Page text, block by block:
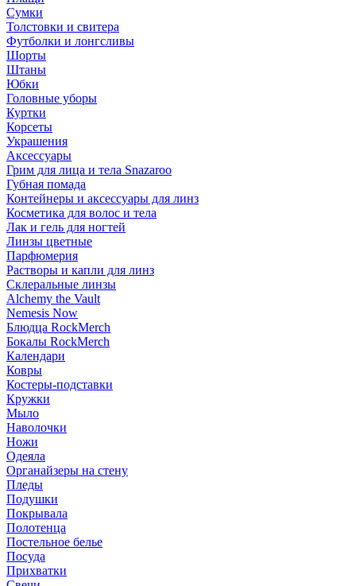
Сумки
Толстовки и свитера
Футболки и лонгсливы
Шорты
Штаны
Юбки
Головные уборы
Куртки
Корсеты
Украшения
Аксессуары
Грим для лица и тела Snazaroo
Губная помада
Контейнеры и аксессуары для линз
Косметика для волос и тела
Лак и гель для ногтей
Линзы цветные
Парфюмерия
Растворы и капли для линз
Склеральные линзы
Alchemy the Vault
Nemesis Now
Блюдца RockMerch
Бокалы RockMerch
Календари
Ковры
Костеры-подставки
Кружки
Мыло
Наволочки
Ножи
Одеяла
Органайзеры на стену
Пледы
Подушки
Покрывала
Полотенца
Постельное белье
Посуда
Прихватки